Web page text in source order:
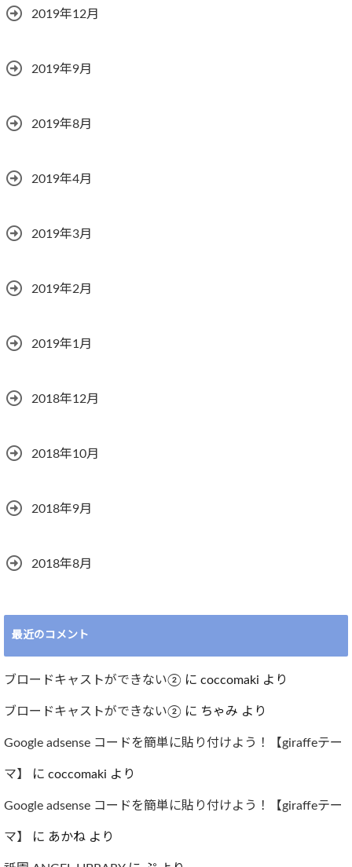
2019年12月
2019年9月
2019年8月
2019年4月
2019年3月
2019年2月
2019年1月
2018年12月
2018年10月
2018年9月
2018年8月
最近のコメント
ブロードキャストができない② に coccomaki より
ブロードキャストができない② に ちゃみ より
Google adsense コードを簡単に貼り付けよう！【giraffeテー
マ】 に coccomaki より
Google adsense コードを簡単に貼り付けよう！【giraffeテー
マ】 に あかね より